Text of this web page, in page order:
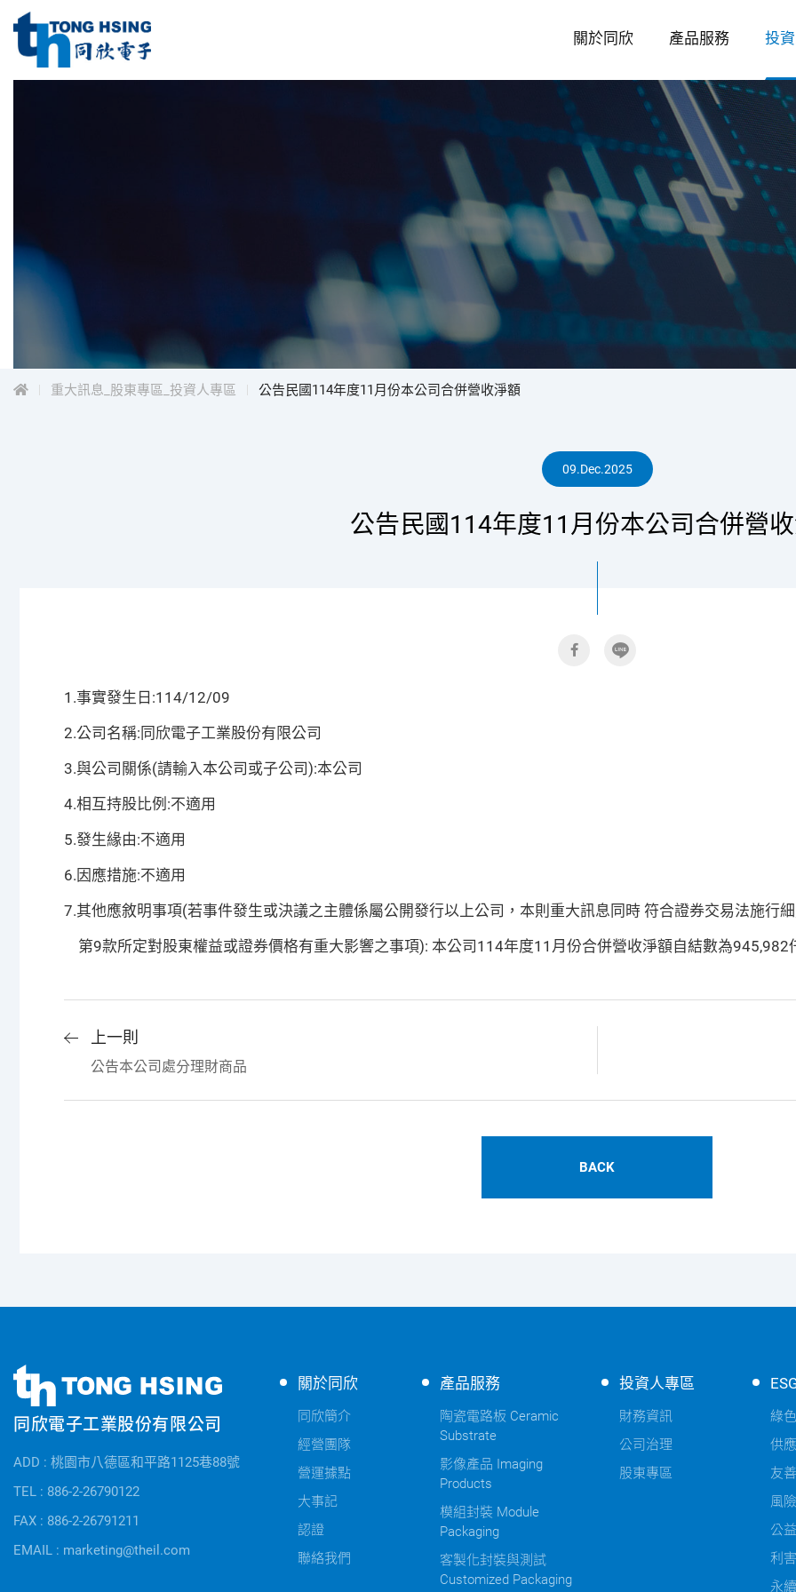
同
股
份
有
司
子
Menu
關於同欣 產品服務 投
投
資
人
專
區
重大訊息_股東專區_投資人專區 公告民國114年度11月份本公司合併營收淨額
09.Dec.2025
公告民國114年度11月份本公司合併營
1.事實發生日:114/12/09
2.公司名稱:同欣電子工業股份有限公司
3.與公司關係(請輸入本公司或子公司):本公司
4.相互持股比例:不適用
5.發生緣由:不適用
6.因應措施:不適用
7.其他應敘明事項(若事件發生或決議之主體係屬公開發行以上公司，本則重大訊息同時 符合證券交易法施行
第9款所定對股東權益或證券價格有重大影響之事項): 本公司114年度11月份合併營收淨額自結數為945,982
上一則
公告本公司處分理財商品
BACK
同
欣
電
公
司
訊
同欣電子工業股份有限公司
ADD : 桃園市八德區和平路1125巷88號
TEL : 886-2-26790122
FAX : 886-2-26791211
EMAIL : marketing@theil.com
同
關於同欣
同欣簡介
經營團隊
營運據點
大事記
認證
聯絡我們
產品服務
陶瓷電路板 Ceramic
Substrate
影像產品 Imaging
Products
模組封裝 Module
Packaging
客製化封裝與測試
Customized Packaging
投資人專區
財務資訊
公司治理
股東專區
綠
供
友
風
公
利
永